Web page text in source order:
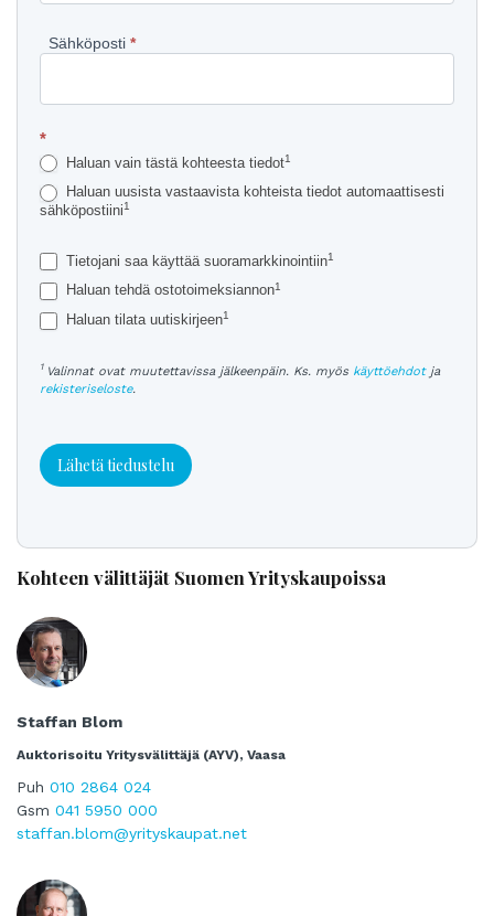
Sähköposti *
*
Haluan vain tästä kohteesta tiedot1
Haluan uusista vastaavista kohteista tiedot automaattisesti
sähköpostiini1
Tietojani saa käyttää suoramarkkinointiin1
Haluan tehdä ostotoimeksiannon1
Haluan tilata uutiskirjeen1
1 Valinnat ovat muutettavissa jälkeenpäin. Ks. myös käyttöehdotja
rekisteriseloste.
Lähetä tiedustelu
Kohteen välittäjät Suomen Yrityskaupoissa
Staffan Blom
Auktorisoitu Yritysvälittäjä (AYV), Vaasa
Puh 010 2864 024
Gsm 041 5950 000
staffan.blom@yrityskaupat.net